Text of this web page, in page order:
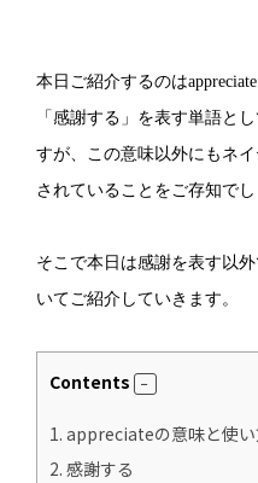
本日ご紹介するのはappreciate
「感謝する」を表す単語と
すが、この意味以外にもネ
されていることをご存知でし
そこで本日は感謝を表す以
いてご紹介していきます。
Contents
1. appreciateの意味と使
2. 感謝する